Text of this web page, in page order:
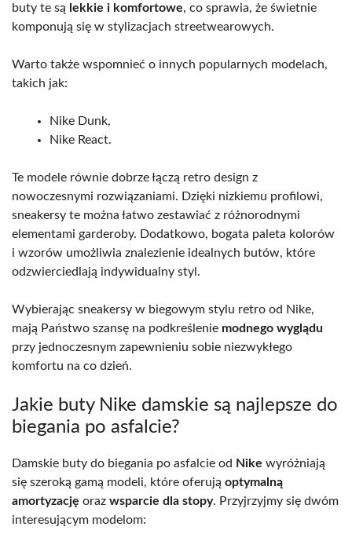
buty te są lekkie i komfortowe, co sprawia, że świetnie
komponują się w stylizacjach streetwearowych.
Warto także wspomnieć o innych popularnych modelach,
takich jak:
Nike Dunk,
Nike React.
Te modele równie dobrze łączą retro design z
nowoczesnymi rozwiązaniami. Dzięki nizkiemu profilowi,
sneakersy te można łatwo zestawiać z różnorodnymi
elementami garderoby. Dodatkowo, bogata paleta kolorów
i wzorów umożliwia znalezienie idealnych butów, które
odzwierciedlają indywidualny styl.
Wybierając sneakersy w biegowym stylu retro od Nike,
mają Państwo szansę na podkreślenie modnego wyglądu
przy jednoczesnym zapewnieniu sobie niezwykłego
komfortu na co dzień.
Jakie buty Nike damskie są najlepsze do
biegania po asfalcie?
Damskie buty do biegania po asfalcie od Nike wyróżniają
się szeroką gamą modeli, które oferują optymalną
amortyzację oraz wsparcie dla stopy. Przyjrzyjmy się dwóm
interesującym modelom: